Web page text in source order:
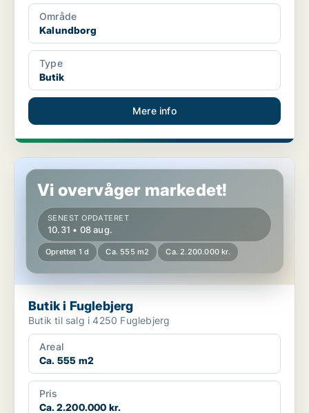
Område
Kalundborg
Type
Butik
Mere info
Butik i Fuglebjerg
Vi overvåger markedet!
SENEST OPDATERET
10.31 • 08 aug.
Oprettet 1 d Ca. 555 m2 Ca. 2.200.000 kr.
Butik i Fuglebjerg
Butik til salg i 4250 Fuglebjerg
Areal
Ca. 555 m2
Pris
Ca. 2.200.000 kr.